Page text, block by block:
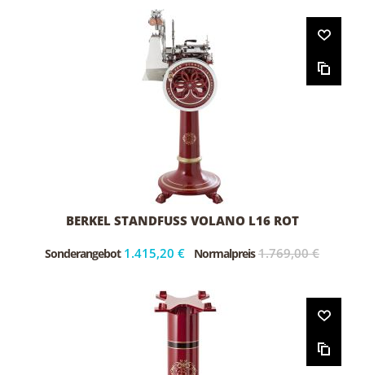
BERKEL STANDFUSS VOLANO L16 ROT
Sonderangebot 1.415,20 € Normalpreis 1.769,00 €